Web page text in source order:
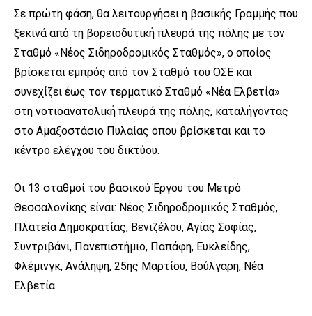
Σε πρώτη φάση, θα λειτουργήσει η βασικής Γραμμής που
ξεκινά από τη βορειοδυτική πλευρά της πόλης με τον
Σταθμό «Νέος Σιδηροδρομικός Σταθμός», ο οποίος
βρίσκεται εμπρός από τον Σταθμό του ΟΣΕ και
συνεχίζει έως τον τερματικό Σταθμό «Νέα Ελβετία»
στη νοτιοανατολική πλευρά της πόλης, καταλήγοντας
στο Αμαξοστάσιο Πυλαίας όπου βρίσκεται και το
κέντρο ελέγχου του δικτύου.
Οι 13 σταθμοί του βασικού Έργου του Μετρό
Θεσσαλονίκης είναι: Νέος Σιδηροδρομικός Σταθμός,
Πλατεία Δημοκρατίας, Βενιζέλου, Αγίας Σοφίας,
Συντριβάνι, Πανεπιστήμιο, Παπάφη, Ευκλείδης,
Φλέμινγκ, Ανάληψη, 25ης Μαρτίου, Βούλγαρη, Νέα
Ελβετία.